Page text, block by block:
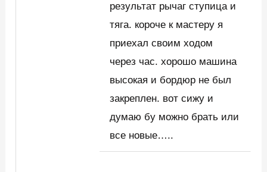
результат рычаг ступица и
тяга. короче к мастеру я
приехал своим ходом
через час. хорошо машина
высокая и бордюр не был
закреплен. вот сижу и
думаю бу можно брать или
все новые…..